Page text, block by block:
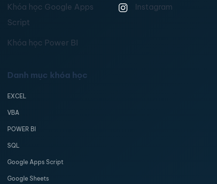
Khóa học Google Apps
Script
Khóa học Power BI
Instagram
Danh mục khóa học
EXCEL
VBA
POWER BI
SQL
Google Apps Script
Google Sheets